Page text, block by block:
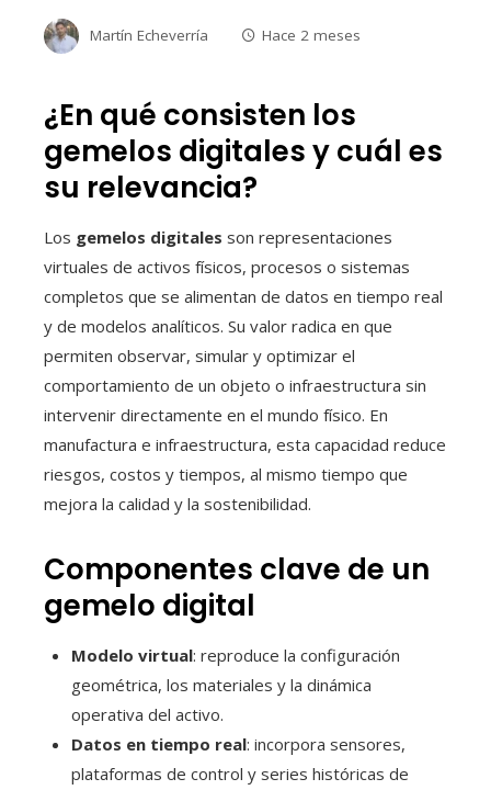
Martín Echeverría Hace 2 meses
¿En qué consisten los
gemelos digitales y cuál es
su relevancia?
Los gemelos digitales son representaciones
virtuales de activos físicos, procesos o sistemas
completos que se alimentan de datos en tiempo real
y de modelos analíticos. Su valor radica en que
permiten observar, simular y optimizar el
comportamiento de un objeto o infraestructura sin
intervenir directamente en el mundo físico. En
manufactura e infraestructura, esta capacidad reduce
riesgos, costos y tiempos, al mismo tiempo que
mejora la calidad y la sostenibilidad.
Componentes clave de un
gemelo digital
Modelo virtual: reproduce la configuración
geométrica, los materiales y la dinámica
operativa del activo.
Datos en tiempo real: incorpora sensores,
plataformas de control y series históricas de